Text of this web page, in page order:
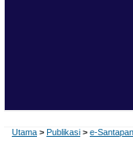
Utama > Publikasi > e-